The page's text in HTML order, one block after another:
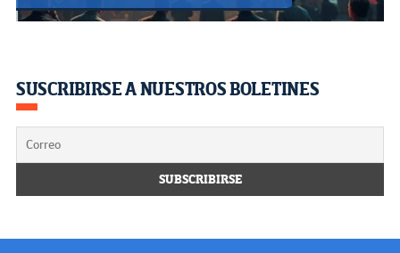
SUSCRIBIRSE A NUESTROS BOLETINES